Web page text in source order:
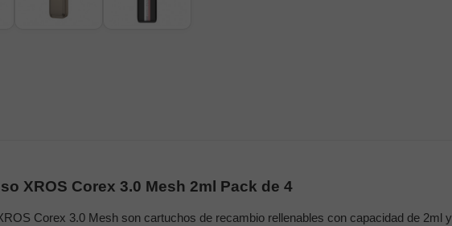
XROS Corex 3.0 Mesh 2ml Pack de 4
Corex 3.0 Mesh son cartuchos de recambio rellenables con capacidad de 2ml y